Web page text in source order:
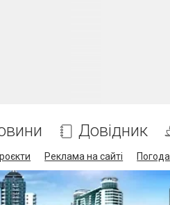
Довідник
Реклама на сайті Погода